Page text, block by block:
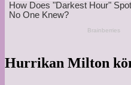
Hurrikan Milton